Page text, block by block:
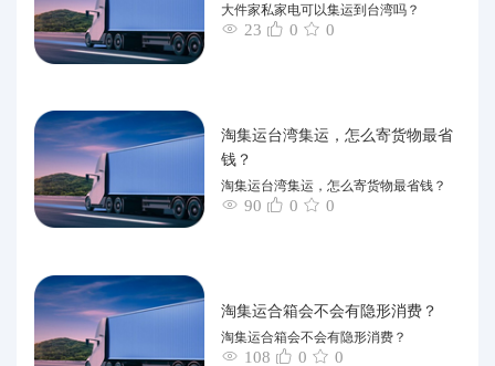
大件家私家电可以集运到台湾吗？
23 0 0
淘集运台湾集运，怎么寄货物最省
钱？
淘集运台湾集运，怎么寄货物最省钱？
90 0 0
淘集运合箱会不会有隐形消费？
淘集运合箱会不会有隐形消费？
108 0 0